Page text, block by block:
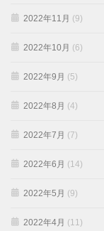
2022年11月 (9)
2022年10月 (6)
2022年9月 (5)
2022年8月 (4)
2022年7月 (7)
2022年6月 (14)
2022年5月 (9)
2022年4月 (11)